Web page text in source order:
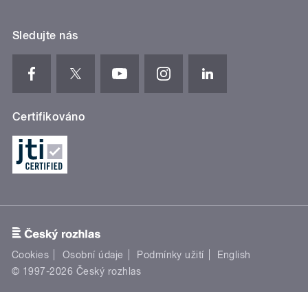
Sledujte nás
Certifikováno
Cookies Osobní údaje Podmínky užití
English
© 1997-2026 Český rozhlas